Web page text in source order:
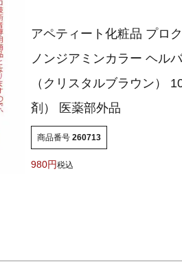
アペティート化粧品 プロ
ノンジアミンカラー ヘル
（クリスタルブラウン）
剤） 医薬部外品
商品番号 260713
980 税込